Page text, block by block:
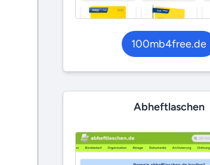
100mb4free.de
Abheftlaschen